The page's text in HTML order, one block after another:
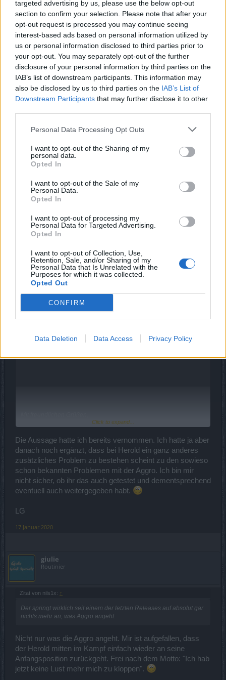
targeted advertising by us, please use the below opt-out
section to confirm your selection. Please note that after your
opt-out request is processed you may continue seeing
interest-based ads based on personal information utilized by
us or personal information disclosed to third parties prior to
your opt-out. You may separately opt-out of the further
disclosure of your personal information by third parties on the
IAB’s list of downstream participants. This information may
also be disclosed by us to third parties on the IAB’s List of
Downstream Participants that may further disclose it to other
Personal Data Processing Opt Outs
I want to opt-out of the Sharing of my
personal data.
Opted In
I want to opt-out of the Sale of my
Personal Data.
Opted In
I want to opt-out of processing my
Personal Data for Targeted Advertising.
Opted In
I want to opt-out of Collection, Use,
Retention, Sale, and/or Sharing of my
Personal Data that Is Unrelated with the
Purposes for which it was collected.
Opted Out
CONFIRM
Data Deletion Data Access Privacy Policy
Großmeister eines Forums
Kommt hier nochmal was? ^^
17 Januar 2020
cosopt
Board Administrator
Team Drakensang Online
Hallo nils1x,
Zitat von nils1x: ↑
Kommt hier nochmal was? ^^
Zitat von cosopt:↑
Aber wir erinnern den Betreiber nochmal daran, dass diese
Cosopt
17 Januar 2020
nils1x
Zitat von cosopt:
Click to expand...
Die Aussage hatte ich bereits vernommen. Ich hatte ja aber
danach noch ergänzt, dass bei Herold ein ganz anderes
zusätzliches Problem zu bestehen scheint zu den sowieso
schon bekannten Problemen mit der Aggro. Ich bin mir
nicht sicher, ob ihr das auch getestet und dementsprechend
eventuell auch weitergegeben habt.
LG
17 Januar 2020
giulie
Routinier
Zitat von nils1x: ↑
Der springt wirklich seit einem der letzten Releases auf absolut gar
nichts mehr an, was Aggro angeht.
Nicht nur was die Aggro angeht. Mir ist aufgefallen, dass
der Herold mitten im Kampf einfach wieder an seine
Anfangsposition zurückgeht. Frei nach dem Motto: "Ich hab
jetzt keine Lust mehr mich zu kloppen".